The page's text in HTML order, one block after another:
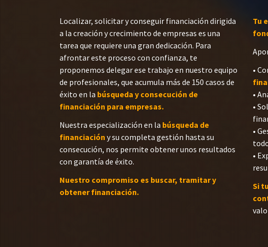
Localizar, solicitar y conseguir financiación dirigida
a la creación y crecimiento de empresas es una
tarea que requiere una gran dedicación. Para
afrontar este proceso con confianza, te
proponemos delegar ese trabajo en nuestro equipo
de profesionales, que acumula más de 150 casos de
éxito en la búsqueda y consecución de
financiación para empresas.
Nuestra especialización en la búsqueda de
financiación y su completa gestión hasta su
consecución, nos permite obtener unos resultados
con garantía de éxito.
Nuestro compromiso es buscar, tramitar y
obtener financiación.
Tu
•
•
•
•
•
Si